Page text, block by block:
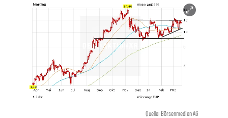
Quelle: Börsenmedien AG